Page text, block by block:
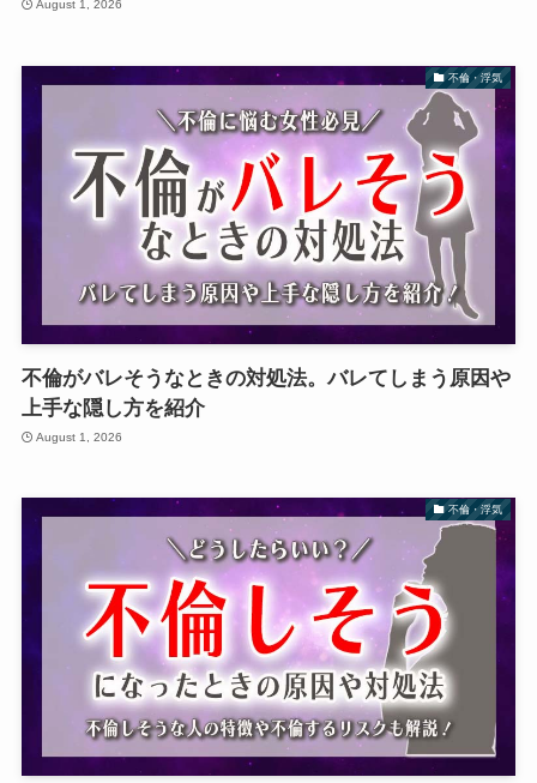
August 1, 2026
不倫・浮気
不倫がバレそうなときの対処法。バレてしまう原因や
上手な隠し方を紹介
August 1, 2026
不倫・浮気